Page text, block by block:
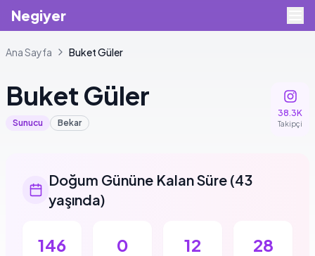
Negiyer
Ana Sayfa BuketGüler
Buket Güler
Sunucu Bekar
38.3K
Takipçi
Doğum Gününe Kalan Süre (43
yaşında)
146 0 12 28